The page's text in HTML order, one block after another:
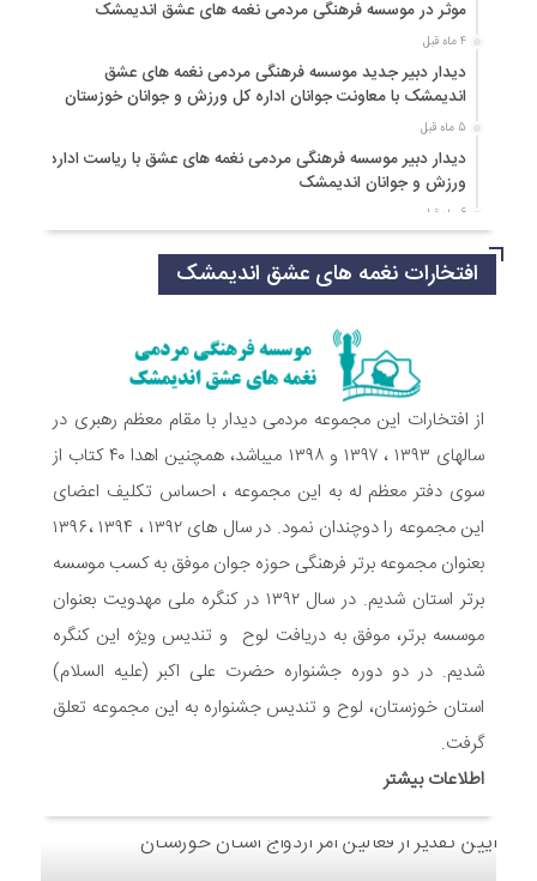
موثر در موسسه فرهنگی مردمی نغمه های عشق اندیمشک
4 ماه قبل
دیدار دبیر جدید موسسه فرهنگی مردمی نغمه های عشق
اندیمشک با معاونت جوانان اداره کل ورزش و جوانان خوزستان
5 ماه قبل
دیدار دبیر موسسه فرهنگی مردمی نغمه های عشق با ریاست اداره
ورزش و جوانان اندیمشک
6 ماه قبل
نیمه شعبان و دهه فجر و هفته ی جوان در اندیمشک برگزار شد.
6 ماه قبل
مراسم جشن ولادت امام زمان (عج) و جشن فجر انقلاب اسلامی و
هفته ی جوان در اندیمشک برگزار شد.
تشریح برنامه های دهه مهدویت شبکه فرهنگی مردمی نغمه های
عشق اندیمشک
توزیع بسته جشن تکلیف به دختران سادات ایتام اندیمشک در شب
ولادت امام علی(ع)
7 ماه قبل
ایجاد ۱۱۰ شعبه نغمه های عشق در ۱۱۰ منطقه شهر و روستای
اندیمشک
7 ماه قبل
مراسم رونمایی از طرح ستاره های اندیمشک و طرح خانه های نور،
محله های آسمانی همزمان با جشن ولادت حضرت فاطمه (س) در
اندیمشک
خداحافظی سراج الدین با شبکه فرهنگی مردمی نغمه های عشق
8 ماه قبل
هفتمین همایش بانوان فعال در عرصه‌ هیئت کشور
افتخارات نغمه های عشق اندیمشک
از افتخارات این مجموعه مردمی دیدار با مقام معظم رهبری در
سالهای ۱۳۹۳ ، ۱۳۹۷ و ۱۳۹۸ میباشد، همچنین اهدا ۴۰ کتاب از
سوی دفتر معظم له به این مجموعه ، احساس تکلیف اعضای
این مجموعه را دوچندان نمود. در سال های ۱۳۹۲ ، ۱۳۹۴ ،۱۳۹۶
بعنوان مجموعه برتر فرهنگی حوزه جوان موفق به کسب موسسه
برتر استان شدیم. در سال ۱۳۹۲ در کنگره ملی مهدویت بعنوان
موسسه برتر، موفق به دریافت لوح و تندیس ویژه این کنگره
شدیم. در دو دوره جشنواره حضرت علی اکبر (علیه السلام)
استان خوزستان، لوح و تندیس جشنواره به این مجموعه تعلق
گرفت.
اطلاعات بیشتر